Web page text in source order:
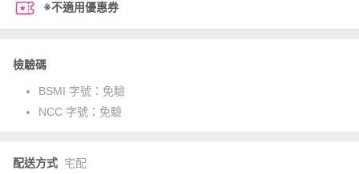
※不適用優惠券
檢驗碼
BSMI 字號： 免驗
NCC 字號： 免驗
配送方式 宅配